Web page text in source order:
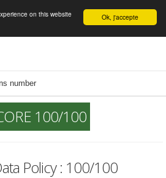
English Ok, j'accepte
on this website
number
100/100
Policy : 100/100